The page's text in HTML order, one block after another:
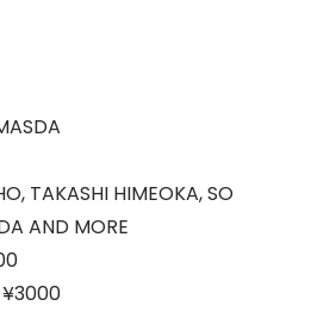
TAKASHI HIMEOKA, SO
AND MORE